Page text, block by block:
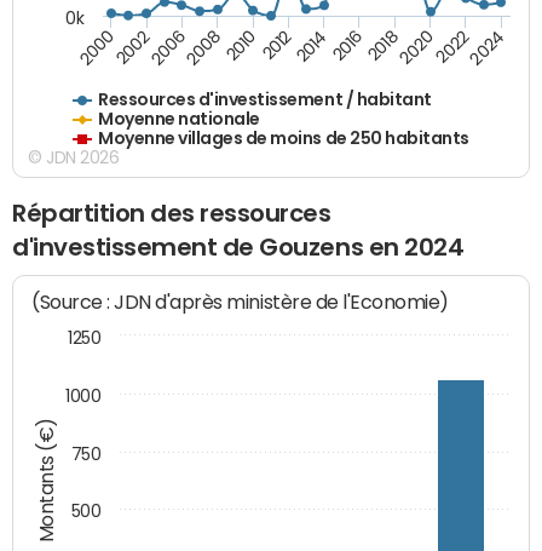
Ressources d'investissement / habitant
Moyenne nationale
Moyenne villages de moins de 250 habitants
20002002200620082010 2012201420162018202020222024
0k
© JDN 2026
Répartition des ressources
d'investissement de Gouzens en 2024
Montants (€)
(Source : JDN d'après ministère de l'Economie)
500
750
1000
1250